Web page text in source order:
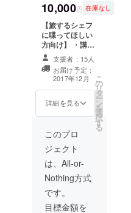
崎南町
※日付が
確定次
第、日
時の調
整のご
連絡を
させて
いただ
きま
す。万
希望に
い場合
は返
金、も
しくは
リター
ンをご
できる
だけご
希望に
沿うよ
うにい
たしま
す （食
材費込
で最大
10名様
分まで
す。少
場合で
も厳選
食材・
飲み物
豪華に
して対
プロの
カメラ
マンと
フード
スタイ
の撮影
見学 ・
料理の
試食体
験 ・撮
ドリン
ク付き
【日
時】
2017年
4月〜6
（約2時
10,000円 在庫なし
【旅するシェフ
に喋ってほしい
方向け】 ・講演
会・イベントへ
の出演 私が世
界で目にしたこ
と、知ってほし
いこと、料理に
ついてなど、エ
ただきます。 ※
日時はご相談の
上決定させてい
ただきます。交
通費は別途ご負
担をお願いいた
します
支援者：15人
お届け予定：
2017年12月
詳細を見る
こ
の
リ
タ
ー
ン
を
選
択
す
る
このプロ
ジェクト
は、All-or-
Nothing方式
です。
目標金額を